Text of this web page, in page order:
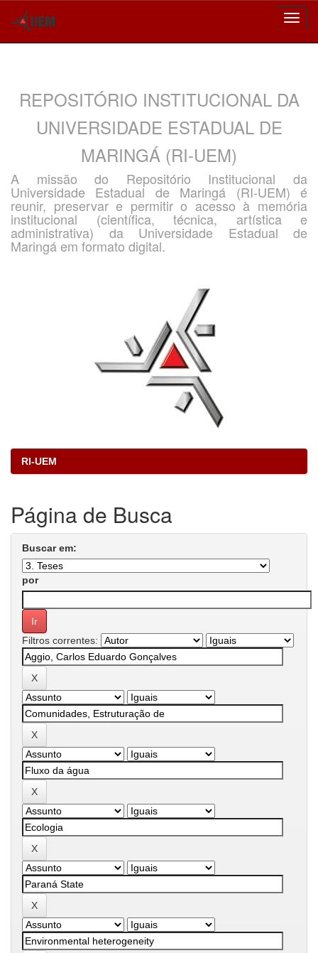
REPOSITÓRIO INSTITUCIONAL DA
UNIVERSIDADE ESTADUAL DE
MARINGÁ (RI-UEM)
A missão do Repositório Institucional da
Universidade Estadual de Maringá (RI-UEM) é
reunir, preservar e permitir o acesso à memória
institucional (científica, técnica, artística e
administrativa) da Universidade Estadual de
Maringá em formato digital.
RI-UEM
Página de Busca
Buscar em:
por
Filtros correntes: